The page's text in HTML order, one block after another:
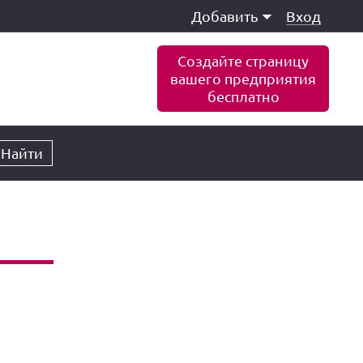
Добавить Вход
Создайте страницу
вашего предприятия
бесплатно
Найти